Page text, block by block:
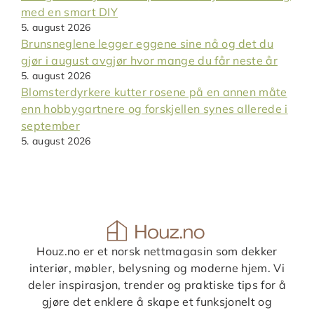
med en smart DIY
5. august 2026
Brunsneglene legger eggene sine nå og det du
gjør i august avgjør hvor mange du får neste år
5. august 2026
Blomsterdyrkere kutter rosene på en annen måte
enn hobbygartnere og forskjellen synes allerede i
september
5. august 2026
Houz.no er et norsk nettmagasin som dekker
interiør, møbler, belysning og moderne hjem. Vi
deler inspirasjon, trender og praktiske tips for å
gjøre det enklere å skape et funksjonelt og